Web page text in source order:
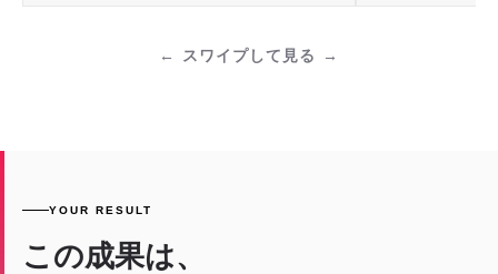
スワイプして見る
YOUR RESULT
この成果は、